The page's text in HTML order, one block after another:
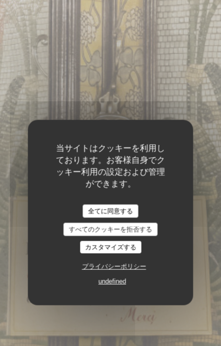
当サイトはクッキーを利用し
ております。お客様自身でク
ッキー利用の設定および管理
ができます。
全てに同意する
すべてのクッキーを拒否する
カスタマイズする
プライバシーポリシー
undefined
151, BOULEVARD SAINT-
GERMAIN 75006 PARIS